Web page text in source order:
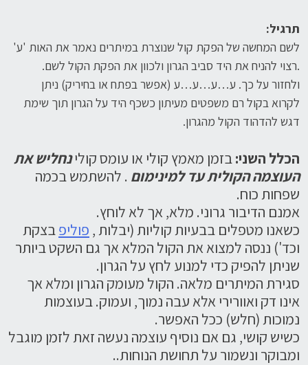
תרגיל:
לשם המחשה של הפקת קול שנוצרת במיתרים נאמר את האות 'ע'
.רצוי להניח את היד סביב הגרון ולכוון את הפקת הקול לשם.
ולחזור על כך. ע…ע…ע…ע (אפשר בפתח או בחיריק) ניתן
לקרוא בקול רם משפטים מעיתון כשכף היד על הגרון תוך שימת
דגש להדהוד הקול מהגרון.
הכלל השני:בזמן מאמץ קולי או עומס קולינחליש את
העוצמה הקולית עד למינימום . להשתמש בכמה
שפחות כוח.
אמנם הדיבור גרוני. מלא, אך לא לוחץ.
כשאנו מטפלים בבעיות קוליות (יבלות , פוליפבצקת
וכד') ננסה למצוא את הקול המלא אך גם השקט ביותר
שניתן להפיק כדי למנוע לחץ על הגרון.
סגירת המיתרים מלאה. הקול מעומק הגרון ומלא אך
אינו דק ואוורירי אלא עבה נמוך, ועמוק. בעוצמות
נמוכות (חלש) ככל האפשר.
כשיש קושי, גם אם נוסיף עוצמה נעשה זאת לזמן מוגבל
ומבוקר ונשמור על תחושת הנוחות..